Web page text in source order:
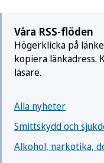
Våra RSS-flöden
Högerklicka på
kopiera länkadress.
läsare.
Alla nyheter
Smittskydd och
Alkohol, narkotika,